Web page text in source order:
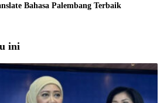
Bahasa Palembang Terbaik
ini